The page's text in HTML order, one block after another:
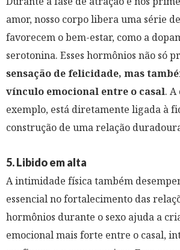
amor, nosso corpo libera uma série
favorecem o bem-estar, como a
serotonina. Esses hormônios não só
sensação de felicidade, mas
vínculo emocional entre o casal.
exemplo, está diretamente ligada à
construção de uma relação
5. Libido em alta
A intimidade física também
essencial no fortalecimento das
hormônios durante o sexo ajuda a
emocional mais forte entre o casal,